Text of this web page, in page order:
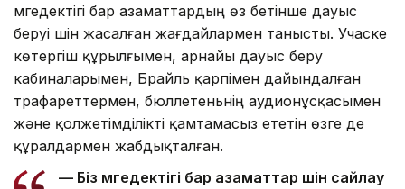
мүгедектігі бар азаматтардың өз бетінше дауыс
беруі үшін жасалған жағдайлармен танысты. Учаске
көтергіш құрылғымен, арнайы дауыс беру
кабиналарымен, Брайль қарпімен дайындалған
трафареттермен, бюллетеньнің аудионұсқасымен
және қолжетімділікті қамтамасыз ететін өзге де
құралдармен жабдықталған.
— Біз мүгедектігі бар азаматтар үшін сайлау